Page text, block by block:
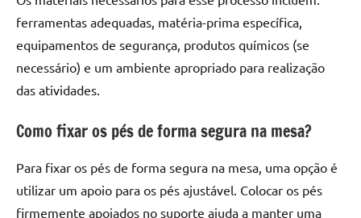
ferramentas adequadas, matéria-prima específica,
equipamentos de segurança, produtos químicos (se
necessário) e um ambiente apropriado para realização
das atividades.
Como fixar os pés de forma segura na mesa?
Para fixar os pés de forma segura na mesa, uma opção é
utilizar um apoio para os pés ajustável. Colocar os pés
firmemente apoiados no suporte ajuda a manter uma